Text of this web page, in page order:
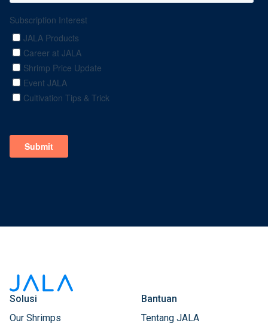
Solusi
Our Shrimps
Bantuan
Tentang JALA